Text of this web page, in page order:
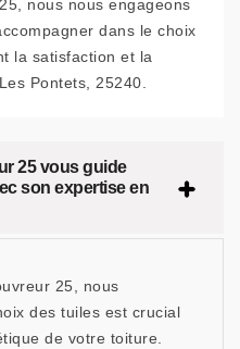
nous nous engageons
dans le choix
la satisfaction et la
Pontets, 25240.
25 vous guide
son expertise en
25, nous
des tuiles est crucial
de votre toiture.